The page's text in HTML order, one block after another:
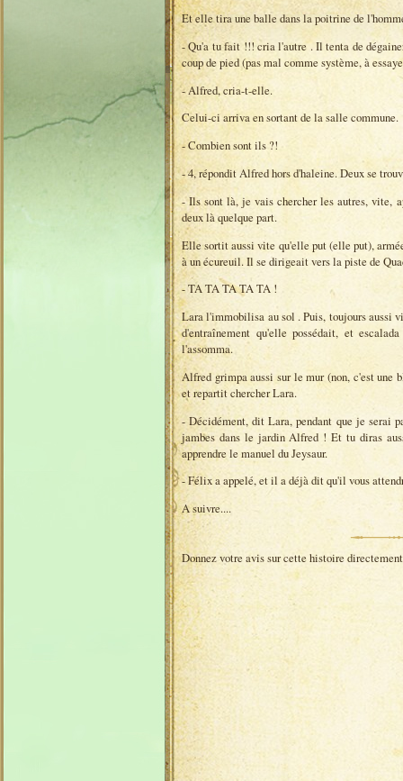
Et elle tira une balle dans la poitrine de
- Qu'a tu fait !!! cria l'autre . Il tenta de
coup de pied (pas mal comme système, à
- Alfred, cria-t-elle.
Celui-ci arriva en sortant de la salle commune.
- Combien sont ils ?!
- 4, répondit Alfred hors d'haleine. Deux se
- Ils sont là, je vais chercher les autres, vite,
deux là quelque part.
Elle sortit aussi vite qu'elle put (elle put),
à un écureuil. Il se dirigeait vers la piste de
- TA TA TA TA TA !
Lara l'immobilisa au sol . Puis, toujours aussi
d'entraînement qu'elle possédait, et
l'assomma.
Alfred grimpa aussi sur le mur (non, c'est une
et repartit chercher Lara.
- Décidément, dit Lara, pendant que je serai
jambes dans le jardin Alfred ! Et tu diras
apprendre le manuel du Jeysaur.
- Félix a appelé, et il a déjà dit qu'il vous
A suivre....
Donnez votre avis sur cette histoire